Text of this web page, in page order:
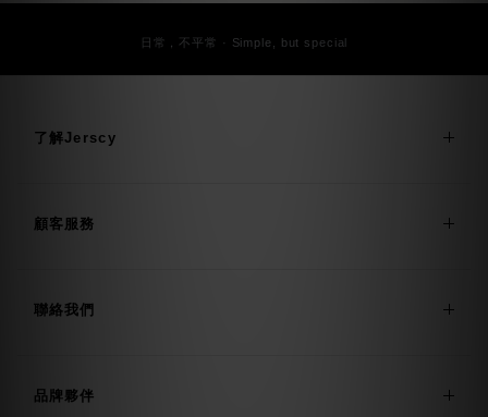
日常，不平常 · Simple, but special
了解Jerscy
顧客服務
聯絡我們
品牌夥伴